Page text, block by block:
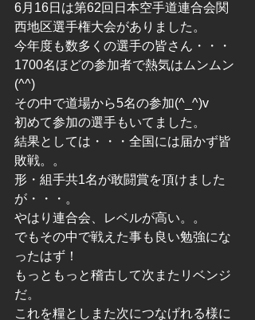
6月16日は第62回日本空手道連合会関
西地区選手権大会がありました。
今年度も数多くの選手の皆さん・・・
1700名ほどの参加者で熱気はムンムン
(^^)
その中で道場から5名の参加(^_^)v
初めて参加の選手もいてました。
結果としては・・・全国には届かず皆
敗戦。。
形・組手共1名が敢闘賞を頂けました
が・・・。
やはり連合会、レベルが高い。。
でもその中で戦えた事も良い勉強にな
ったはず！
もっともっと稽古して次またリベンジ
だ。
これを糧としまた次につなげれる様に